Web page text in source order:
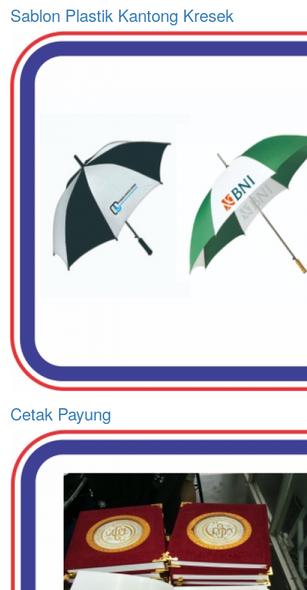
Sablon Plastik Kantong Kresek
Cetak Payung